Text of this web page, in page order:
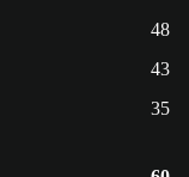
48
43
35